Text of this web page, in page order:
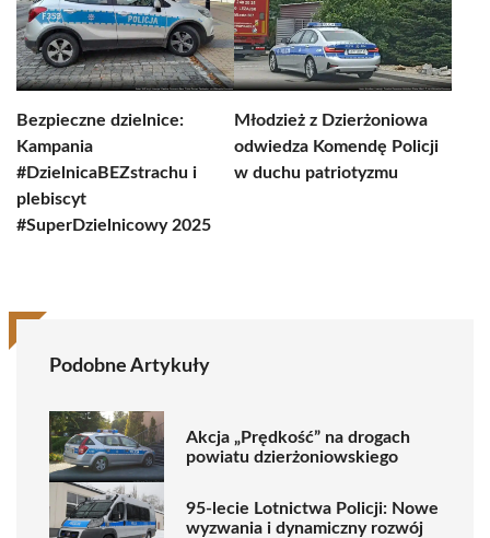
Bezpieczne dzielnice:
Kampania
#DzielnicaBEZstrachu i
plebiscyt
#SuperDzielnicowy 2025
Młodzież z Dzierżoniowa
odwiedza Komendę Policji
w duchu patriotyzmu
Podobne Artykuły
Akcja „Prędkość” na drogach
powiatu dzierżoniowskiego
95-lecie Lotnictwa Policji: Nowe
wyzwania i dynamiczny rozwój